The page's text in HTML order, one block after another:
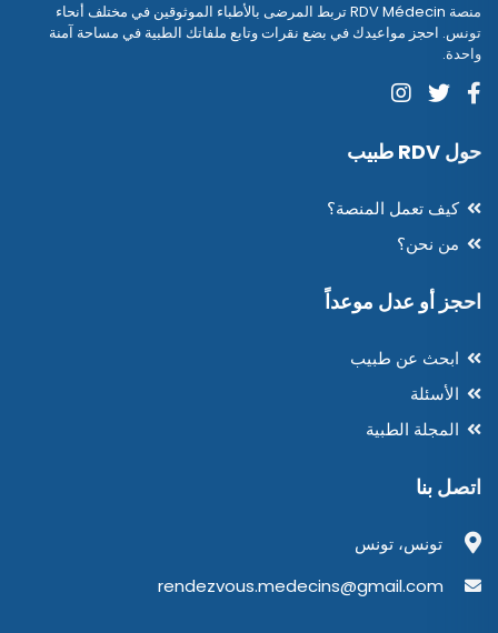
منصة RDV Médecin تربط المرضى بالأطباء الموثوقين في مختلف أنحاء
تونس. احجز مواعيدك في بضع نقرات وتابع ملفاتك الطبية في مساحة آمنة
واحدة.
حول RDV طبيب
كيف تعمل المنصة؟
من نحن؟
احجز أو عدل موعداً
ابحث عن طبيب
الأسئلة
المجلة الطبية
اتصل بنا
تونس، تونس